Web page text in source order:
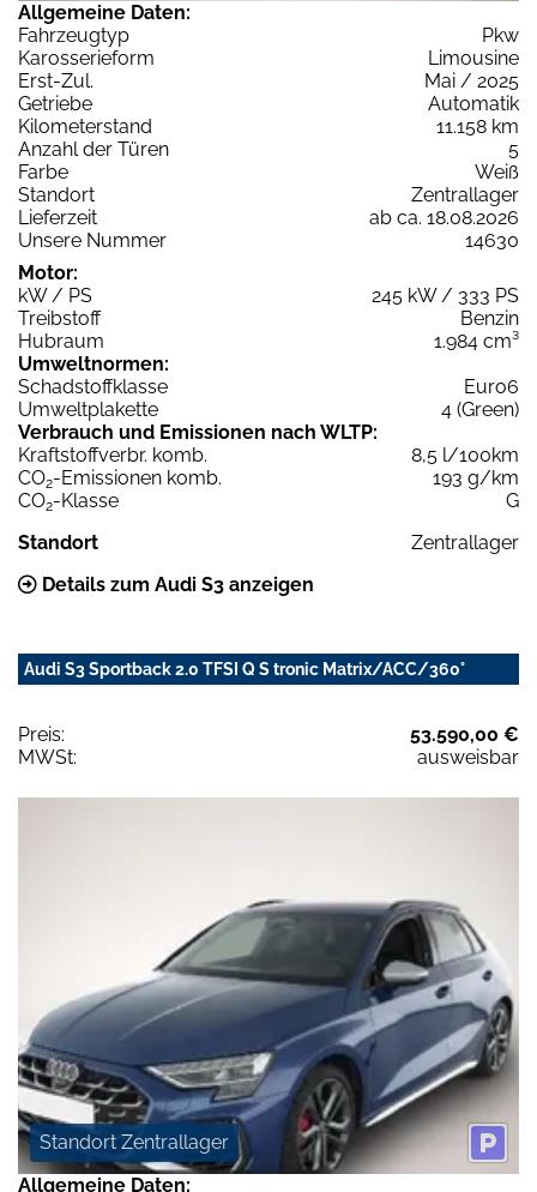
Allgemeine Daten:
Fahrzeugtyp
Pkw
Karosserieform
Limousine
Erst-Zul.
Mai / 2025
Getriebe
Automatik
Kilometerstand
11.158 km
Anzahl der Türen
5
Farbe
Weiß
Standort
Zentrallager
Lieferzeit
ab ca. 18.08.2026
Unsere Nummer
14630
Motor:
kW / PS
245 kW / 333 PS
Treibstoff
Benzin
Hubraum
1.984 cm³
Umweltnormen:
Schadstoffklasse
Euro6
Umweltplakette
4 (Green)
Verbrauch und Emissionen nach WLTP:
Kraftstoffverbr. komb.
8,5 l/100km
CO2-Emissionen komb.
193 g/km
CO2-Klasse
G
Standort
Zentrallager
Details zum Audi S3 anzeigen
Audi S3 Sportback 2.0 TFSI Q S tronic Matrix/ACC/360°
Preis:
53.590,00 €
MWSt:
ausweisbar
Standort Zentrallager
Allgemeine Daten: